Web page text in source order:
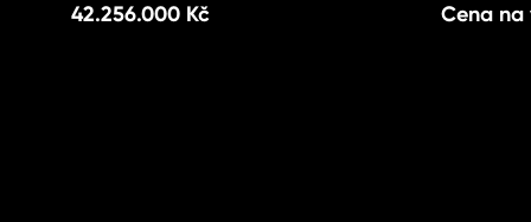
42.256.000 Kč Cena na